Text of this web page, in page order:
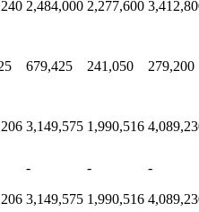
2,484,000 2,277,600
679,425 241,050 279,200
3,149,575 1,990,516
- - -
3,149,575 1,990,516